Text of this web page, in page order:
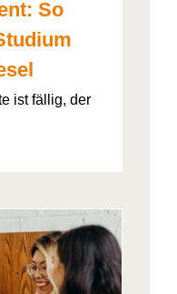
So
ist fällig, der